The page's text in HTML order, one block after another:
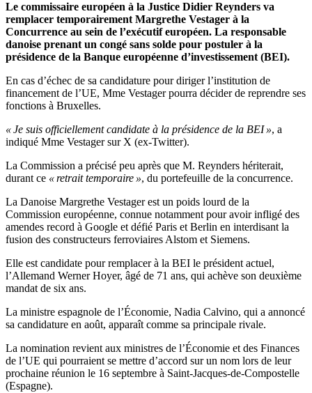
Le commissaire européen à la Justice Didier Reynders va
remplacer temporairement Margrethe Vestager à la
Concurrence au sein de l’exécutif européen. La responsable
danoise prenant un congé sans solde pour postuler à la
présidence de la Banque européenne d’investissement (BEI).
En cas d’échec de sa candidature pour diriger l’institution de
financement de l’UE, Mme Vestager pourra décider de reprendre ses
fonctions à Bruxelles.
« Je suis officiellement candidate à la présidence de la BEI », a
indiqué Mme Vestager sur X (ex-Twitter).
La Commission a précisé peu après que M. Reynders hériterait,
durant ce « retrait temporaire », du portefeuille de la concurrence.
La Danoise Margrethe Vestager est un poids lourd de la
Commission européenne, connue notamment pour avoir infligé des
amendes record à Google et défié Paris et Berlin en interdisant la
fusion des constructeurs ferroviaires Alstom et Siemens.
Elle est candidate pour remplacer à la BEI le président actuel,
l’Allemand Werner Hoyer, âgé de 71 ans, qui achève son deuxième
mandat de six ans.
La ministre espagnole de l’Économie, Nadia Calvino, qui a annoncé
sa candidature en août, apparaît comme sa principale rivale.
La nomination revient aux ministres de l’Économie et des Finances
de l’UE qui pourraient se mettre d’accord sur un nom lors de leur
prochaine réunion le 16 septembre à Saint-Jacques-de-Compostelle
(Espagne).